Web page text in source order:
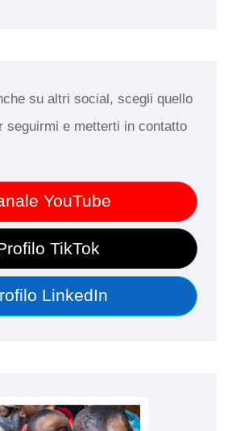
su altri social, scegli quello
seguirmi e metterti in contatto
YouTube
TikTok
LinkedIn